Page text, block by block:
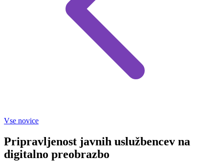
Vse novice
Pripravljenost javnih uslužbencev na
digitalno preobrazbo